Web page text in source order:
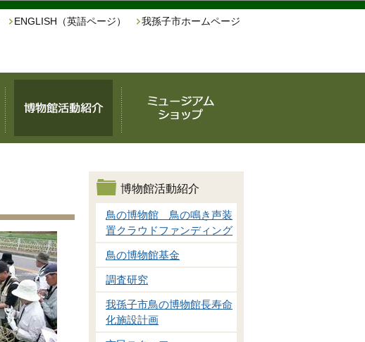
ENGLISH（英語ページ） 我孫子市ホームページ
博物館活動紹介
鳥の博物館 鳥の鳴き声装
置クラウドファンディング
鳥の博物館基金
調査研究
我孫子市鳥の博物館長寿命
化施設計画